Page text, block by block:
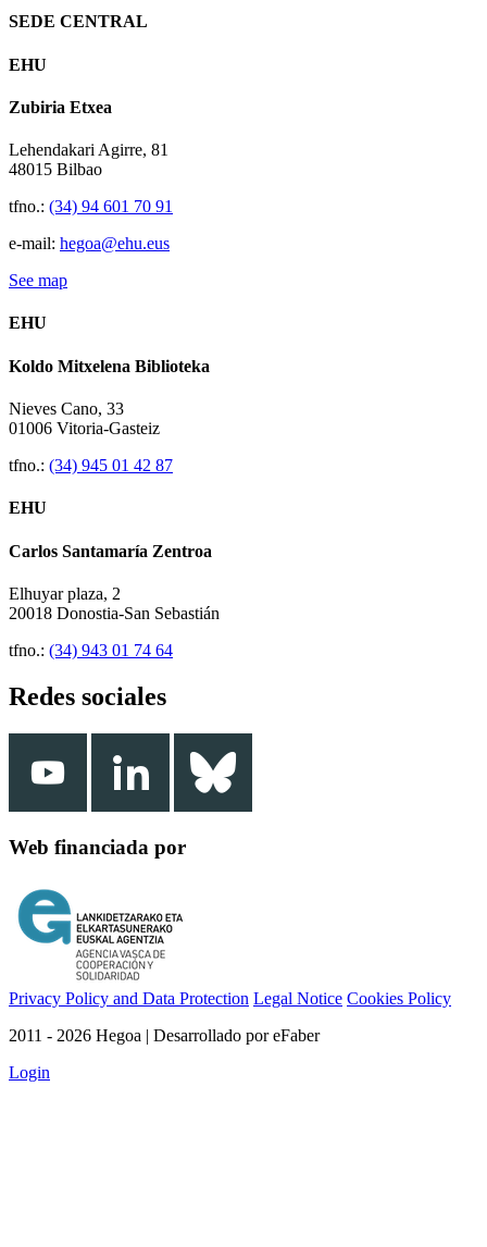
SEDE CENTRAL
EHU
Zubiria Etxea
Lehendakari Agirre, 81
48015 Bilbao
tfno.: (34) 94 601 70 91
e-mail: hegoa@ehu.eus
See map
EHU
Koldo Mitxelena Biblioteka
Nieves Cano, 33
01006 Vitoria-Gasteiz
tfno.: (34) 945 01 42 87
EHU
Carlos Santamaría Zentroa
Elhuyar plaza, 2
20018 Donostia-San Sebastián
tfno.: (34) 943 01 74 64
Redes sociales
Web financiada por
Privacy Policy and Data Protection Legal Notice Cookies Policy
2011 - 2026 Hegoa | Desarrollado por eFaber
Login